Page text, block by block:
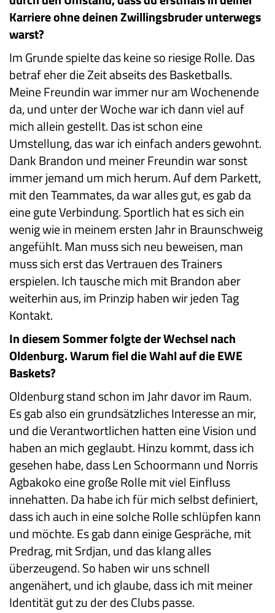
Karriere ohne deinen Zwillingsbruder unterwegs
warst?
Im Grunde spielte das keine so riesige Rolle. Das
betraf eher die Zeit abseits des Basketballs.
Meine Freundin war immer nur am Wochenende
da, und unter der Woche war ich dann viel auf
mich allein gestellt. Das ist schon eine
Umstellung, das war ich einfach anders gewohnt.
Dank Brandon und meiner Freundin war sonst
immer jemand um mich herum. Auf dem Parkett,
mit den Teammates, da war alles gut, es gab da
eine gute Verbindung. Sportlich hat es sich ein
wenig wie in meinem ersten Jahr in Braunschweig
angefühlt. Man muss sich neu beweisen, man
muss sich erst das Vertrauen des Trainers
erspielen. Ich tausche mich mit Brandon aber
weiterhin aus, im Prinzip haben wir jeden Tag
Kontakt.
In diesem Sommer folgte der Wechsel nach
Oldenburg. Warum fiel die Wahl auf die EWE
Baskets?
Oldenburg stand schon im Jahr davor im Raum.
Es gab also ein grundsätzliches Interesse an mir,
und die Verantwortlichen hatten eine Vision und
haben an mich geglaubt. Hinzu kommt, dass ich
gesehen habe, dass Len Schoormann und Norris
Agbakoko eine große Rolle mit viel Einfluss
innehatten. Da habe ich für mich selbst definiert,
dass ich auch in eine solche Rolle schlüpfen kann
und möchte. Es gab dann einige Gespräche, mit
Predrag, mit Srdjan, und das klang alles
überzeugend. So haben wir uns schnell
angenähert, und ich glaube, dass ich mit meiner
Identität gut zu der des Clubs passe.